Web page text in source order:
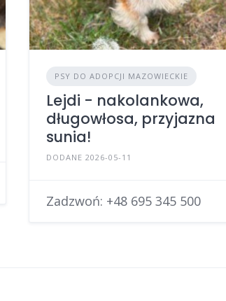
PSY DO ADOPCJI MAZOWIECKIE
Lejdi - nakolankowa,
długowłosa, przyjazna
sunia!
DODANE 2026-05-11
Zadzwoń: +48 695 345 500